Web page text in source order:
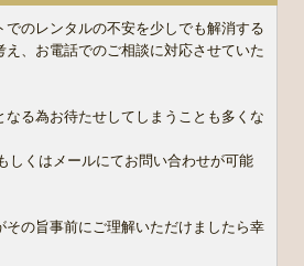
のレンタルの不安を少しでも解消する
、お電話でのご相談に対応させていた
る為お待たせしてしまうことも多くな
しくはメールにてお問い合わせが可能
その旨事前にご理解いただけましたら幸